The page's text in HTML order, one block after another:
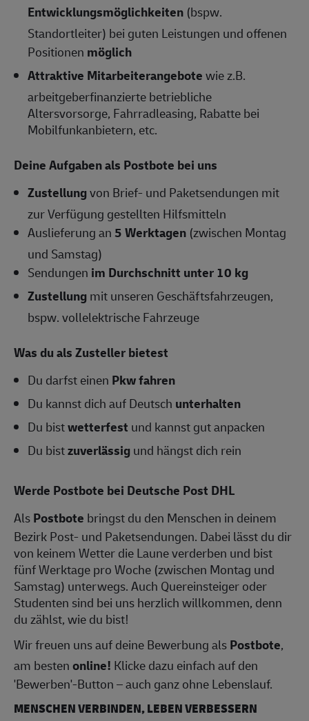
Entwicklungsmöglichkeiten (bspw.
Standortleiter) bei guten Leistungen und offenen
Positionen möglich
Attraktive Mitarbeiterangebotewie z.B.
arbeitgeberfinanzierte betriebliche
Altersvorsorge, Fahrradleasing, Rabatte bei
Mobilfunkanbietern, etc.
Deine Aufgaben als Postbote bei uns
Zustellungvon Brief- und Paketsendungen mit
zur Verfügung gestellten Hilfsmitteln
Auslieferung an5 Werktagen (zwischen Montag
und Samstag)
Sendungen im Durchschnitt unter 10 kg
Zustellungmit unseren Geschäftsfahrzeugen,
bspw. vollelektrische Fahrzeuge
Was du als Zusteller bietest
Du darfst einen Pkw fahren
Du kannst dich auf Deutsch unterhalten
Du bistwetterfest und kannst gut anpacken
Du bistzuverlässigund hängst dich rein
Werde Postbote bei Deutsche Post DHL
AlsPostbote bringst du den Menschen in deinem
Bezirk Post- und Paketsendungen. Dabei lässt du dir
von keinem Wetter die Laune verderben und bist
fünf Werktage pro Woche (zwischen Montag und
Samstag) unterwegs. Auch Quereinsteiger oder
Studenten sind bei uns herzlich willkommen, denn
du zählst, wie du bist!
Wir freuen uns auf deine Bewerbung alsPostbote,
am bestenonline! Klicke dazu einfach auf den
'Bewerben'-Button – auch ganz ohne Lebenslauf.
MENSCHEN VERBINDEN, LEBEN VERBESSERN